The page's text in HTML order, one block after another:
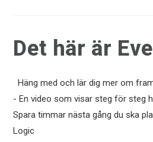
Det här är
Häng med och lär dig mer om
- En video som visar steg för steg
Spara timmar nästa gång du ska
Logic